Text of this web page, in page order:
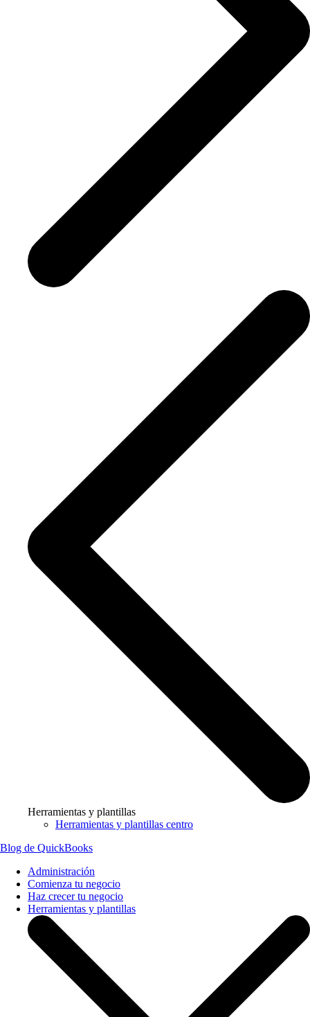
Herramientas y plantillas
Herramientas y plantillas centro
Blog de QuickBooks
Administración
Comienza tu negocio
Haz crecer tu negocio
Herramientas y plantillas